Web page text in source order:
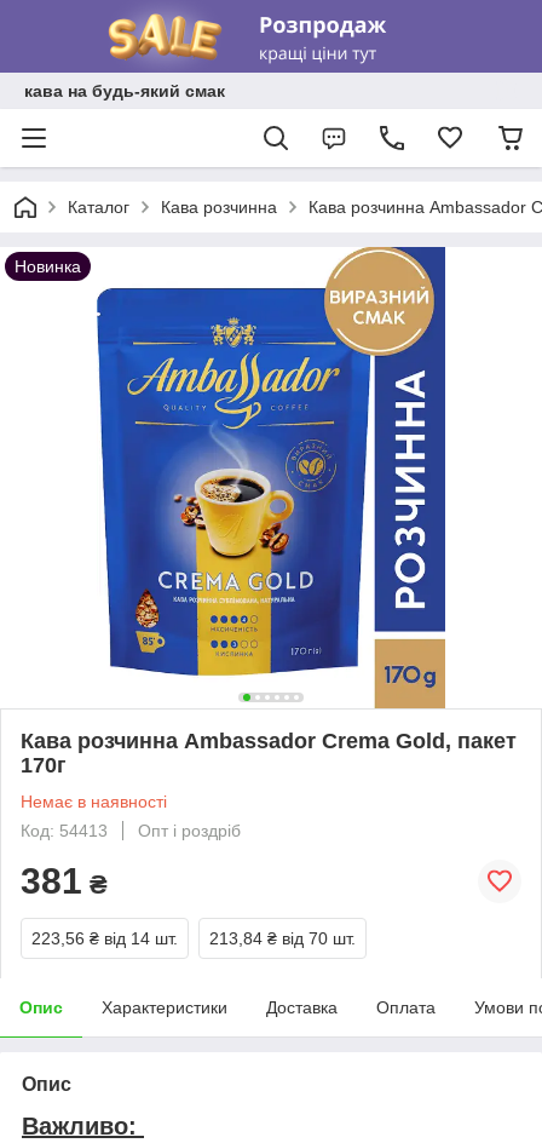
кава на будь-який смак
Каталог Кава розчинна Кава розчинна Ambassador
Новинка
Кава розчинна Ambassador Crema Gold, пакет
170г
Немає в наявності
Код: 54413
Опт і роздріб
381 ₴
223,56 ₴ від 14 шт. 213,84 ₴ від 70 шт.
Опис Характеристики Доставка Оплата Умови
Опис
Важливо: